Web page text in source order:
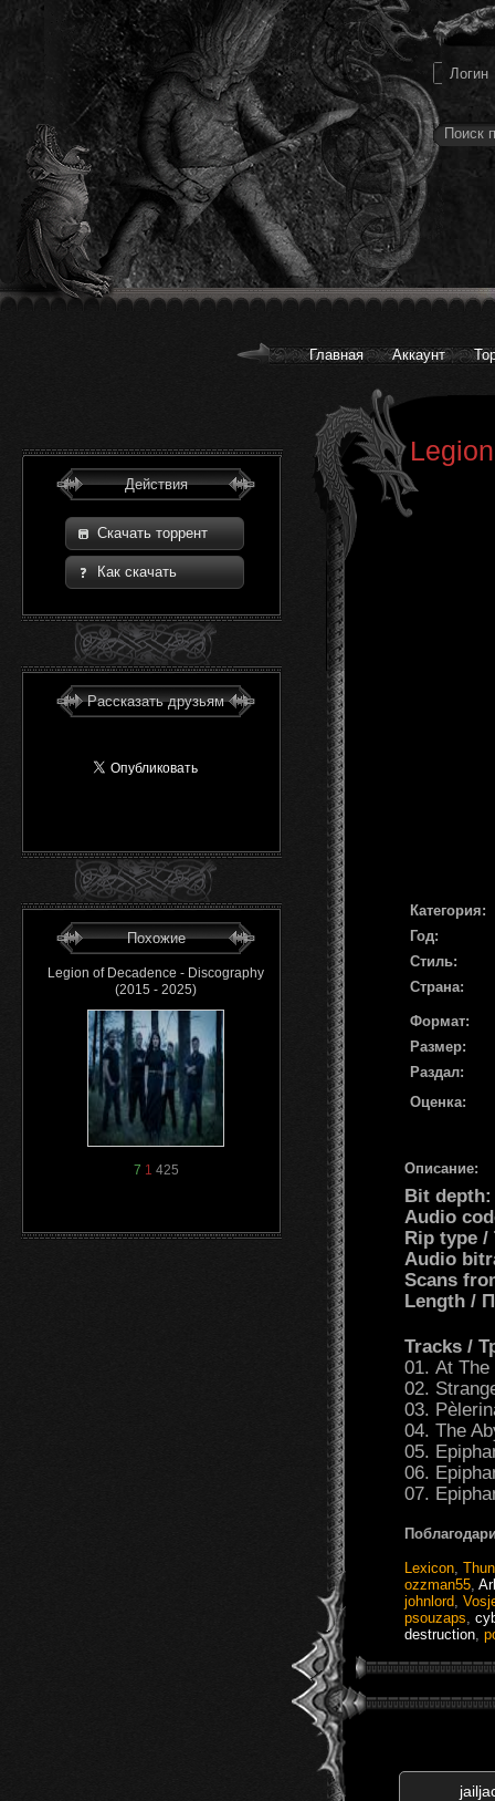
Главная Аккаунт
Действия
Скачать торрент
Как скачать
Рассказать друзьям
Похожие
Legion of Decadence - Discography
(2015 - 2025)
7 1 425
Категория:
Год:
Стиль:
Страна:
Формат:
Размер:
Раздал:
Оценка:
Описание:
Bit depth:
Audio
Rip type /
Audio
Scans
Length /
Tracks /
01. At
02.
03.
04. The
05.
06.
07.
Lexicon
ozzman55
johnlord
psouzaps
destruction